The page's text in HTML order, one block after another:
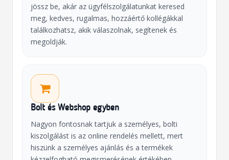
jössz be, akár az ügyfélszolgálatunkat keresed
meg, kedves, rugalmas, hozzáértő kollégákkal
találkozhatsz, akik válaszolnak, segítenek és
megoldják.
Bolt és Webshop egyben
Nagyon fontosnak tartjuk a személyes, bolti
kiszolgálást is az online rendelés mellett, mert
hiszünk a személyes ajánlás és a termékek